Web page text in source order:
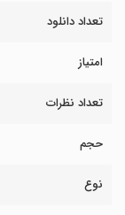
تعداد دانلود
امتیاز
تعداد نظرات
حجم
نوع